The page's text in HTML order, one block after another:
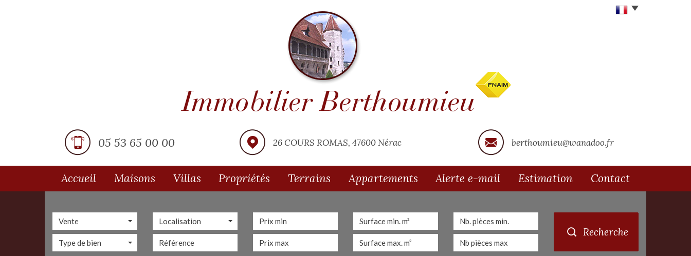
05 53 65 00 00 26 COURS ROMAS, 47600 Nérac berthoumieu@wanadoo.fr
Accueil Maisons Villas Propriétés Terrains Appartements Alerte e-mail Estimation Contact
Vente
Type de bien
Localisation
Recherche